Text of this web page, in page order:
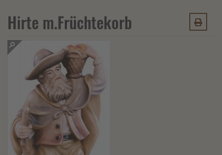
Hirte m.Früchtekorb